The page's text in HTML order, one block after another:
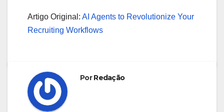
Artigo Original: AI Agents to Revolutionize Your
Recruiting Workflows
PorRedação